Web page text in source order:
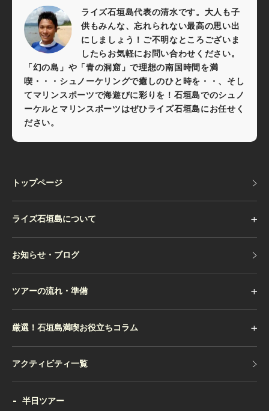
ライズ石垣島代表の清水です。大人も子
供もみんな、忘れられない最高の思い出
にしましょう！ご不明なところございま
したらお気軽にお問い合わせください。
「幻の島」や「青の洞窟」で理想の南国時間を満
喫・・・シュノーケリングで癒しのひと時を・・、そし
てマリンスポーツで海遊びに彩りを！石垣島でのシュノ
ーケルとマリンスポーツはぜひライズ石垣島にお任せく
ださい。
トップページ
ライズ石垣島について
お知らせ・ブログ
ツアーの流れ・準備
厳選！石垣島満喫お役立ちコラム
アクティビティ一覧
半日ツアー